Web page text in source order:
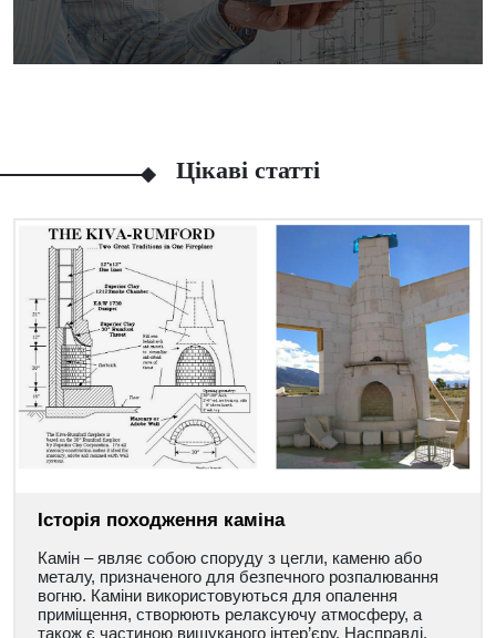
Цікаві статті
Історія походження каміна
Камін – являє собою споруду з цегли, каменю або
металу, призначеного для безпечного розпалювання
вогню. Каміни використовуються для опалення
приміщення, створюють релаксуючу атмосферу, а
також є частиною вишуканого інтер’єру. Насправді,